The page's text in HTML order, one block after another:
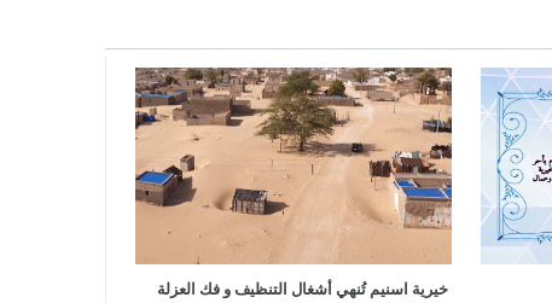
خيرية اسنيم تُنهي أشغال التنظيف و فك العزلة